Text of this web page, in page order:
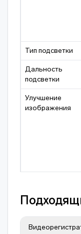
Тип подсветки
Дальность
подсветки
Улучшение
изображения